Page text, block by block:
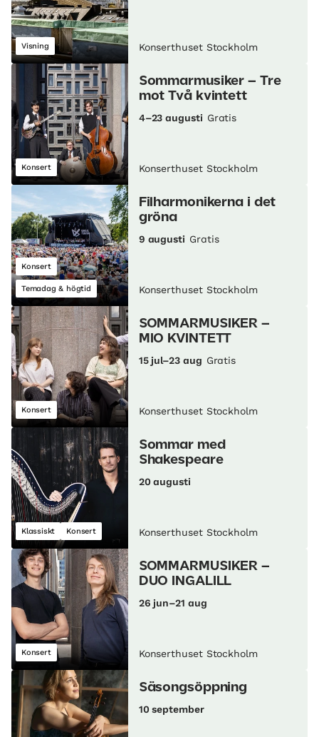
Visning Konserthuset Stockholm
Konsert
Sommarmusiker – Tre
mot Två kvintett
4–23 augusti Gratis
Konserthuset Stockholm
Konsert
Temadag & högtid
Filharmonikerna i det
gröna
9 augusti Gratis
Konserthuset Stockholm
Konsert
SOMMARMUSIKER –
MIO KVINTETT
15 jul–23 aug Gratis
Konserthuset Stockholm
Klassiskt Konsert
Sommar med
Shakespeare
20 augusti
Konserthuset Stockholm
Konsert
SOMMARMUSIKER –
DUO INGALILL
26 jun–21 aug
Konserthuset Stockholm
Säsongsöppning
10 september